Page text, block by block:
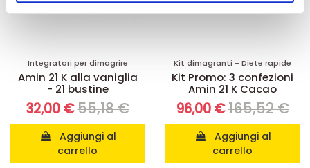
pubblicità e social media, i quali potrebbero combinarle
Integratori per dimagrire
Amin 21 K alla vaniglia
- 21 bustine
32,00 €55,18 €
carrello
Kit dimagranti - Diete rapide
Kit Promo: 3 confezioni
Amin 21 K Cacao
96,00 €165,52 €
carrello